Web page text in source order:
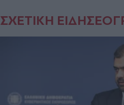
ΣΧΕΤΙΚΗ